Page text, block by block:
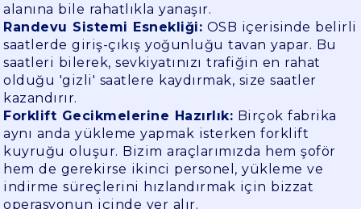
alanına bile rahatlıkla yanaşır.
Randevu Sistemi Esnekliği: OSB içerisinde belirli
saatlerde giriş-çıkış yoğunluğu tavan yapar. Bu
saatleri bilerek, sevkiyatınızı trafiğin en rahat
olduğu 'gizli' saatlere kaydırmak, size saatler
kazandırır.
Forklift Gecikmelerine Hazırlık: Birçok fabrika
aynı anda yükleme yapmak isterken forklift
kuyruğu oluşur. Bizim araçlarımızda hem şoför
hem de gerekirse ikinci personel, yükleme ve
indirme süreçlerini hızlandırmak için bizzat
operasyonun içinde yer alır.